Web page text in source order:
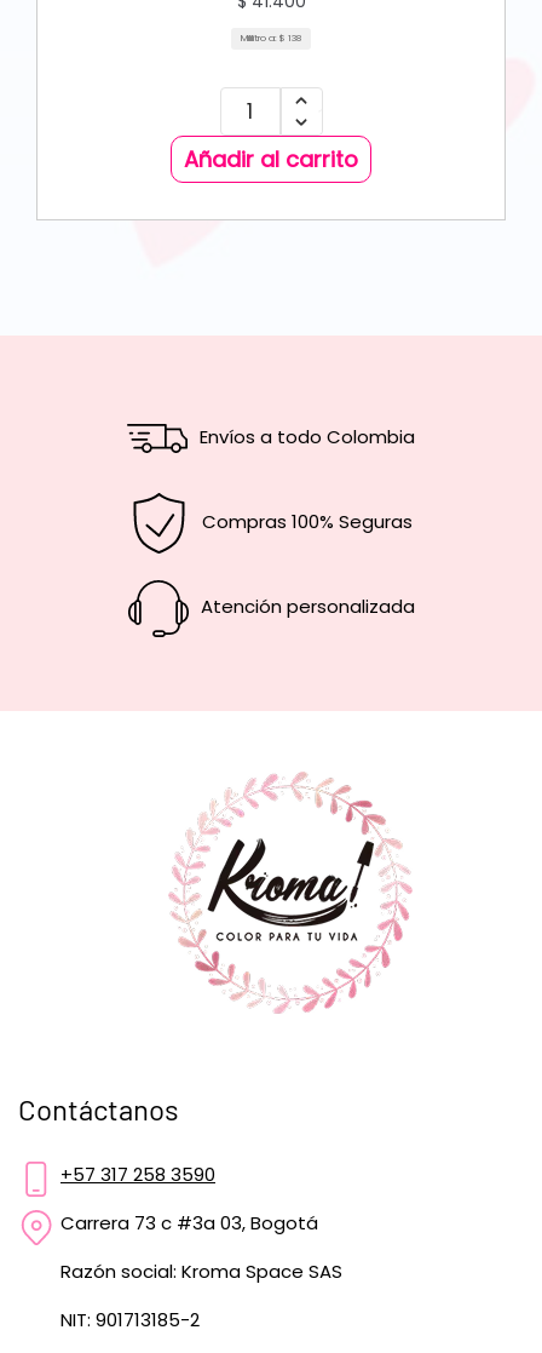
Mililitro a: $ 138
Añadir al carrito
Envíos a todo Colombia
Compras 100% Seguras
Atención personalizada
Contáctanos
+57 317 258 3590
Carrera 73 c #3a 03, Bogotá
Razón social: Kroma Space SAS
NIT: 901713185-2